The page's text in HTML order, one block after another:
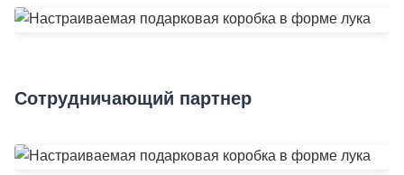
Сотрудничающий партнер